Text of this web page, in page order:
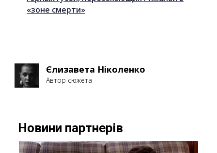
«зоне смерти»
Єлизавета Ніколенко
Автор сюжета